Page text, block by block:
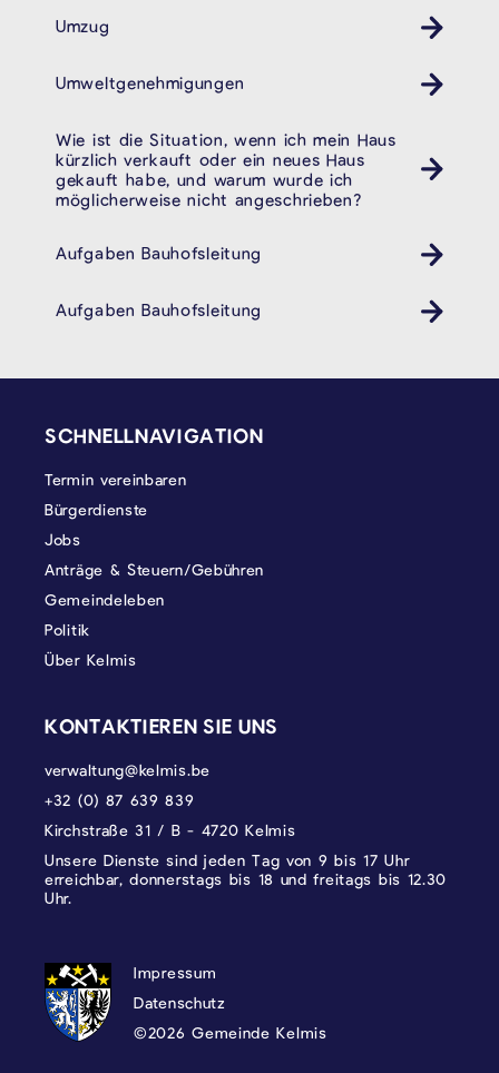
Umzug
Umweltgenehmigungen
Wie ist die Situation, wenn ich mein Haus
kürzlich verkauft oder ein neues Haus
gekauft habe, und warum wurde ich
möglicherweise nicht angeschrieben?
Aufgaben Bauhofsleitung
Aufgaben Bauhofsleitung
SCHNELLNAVIGATION
Termin vereinbaren
Bürgerdienste
Jobs
Anträge & Steuern/Gebühren
Gemeindeleben
Politik
Über Kelmis
KONTAKTIEREN SIE UNS
verwaltung@kelmis.be
+32 (0) 87 639 839
Kirchstraße 31 / B - 4720 Kelmis
Unsere Dienste sind jeden Tag von 9 bis 17 Uhr
erreichbar, donnerstags bis 18 und freitags bis 12.30
Uhr.
DATENSCHUTZ, IMPRESSUM UND
Impressum
Datenschutz
©2026 Gemeinde Kelmis